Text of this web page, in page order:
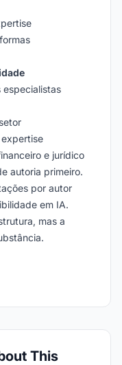
especialistas
e jurídico
autoria primeiro.
por autor
em IA.
mas a
This